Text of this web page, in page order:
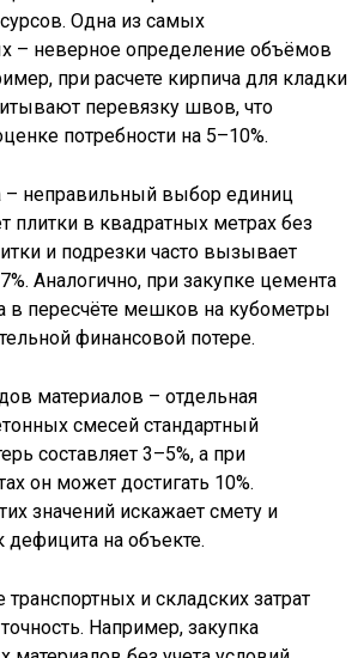
Одна из самых
– неверное определение объёмов
при расчете кирпича для кладки
перевязку швов, что
потребности на 5–10%.
неправильный выбор единиц
плитки в квадратных метрах без
и подрезки часто вызывает
Аналогично, при закупке цемента
в пересчёте мешков на кубометры
финансовой потере.
материалов – отдельная
смесей стандартный
составляет 3–5%, а при
он может достигать 10%.
значений искажает смету и
дефицита на объекте.
и складских затрат
Например, закупка